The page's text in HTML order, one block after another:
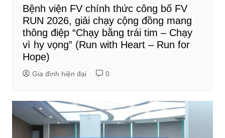
Bệnh viện FV chính thức công bố FV
RUN 2026, giải chạy cộng đồng mang
thông điệp “Chạy bằng trái tim – Chạy
vì hy vọng” (Run with Heart – Run for
Hope)
Gia đình hiện đại 0